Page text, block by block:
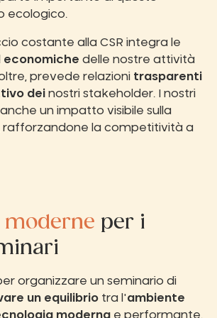
ecologico.
costante alla CSR integra le
economiche delle nostre attività
prevede relazioni trasparenti
dei nostri stakeholder. I nostri
un impatto visibile sulla
rafforzandone la competitività a
per i
organizzare un seminario di
un equilibrio tra l'ambiente
moderna e performante.